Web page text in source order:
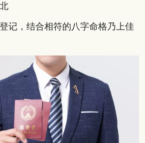
，结合相符的八字命格乃上佳